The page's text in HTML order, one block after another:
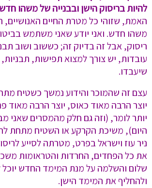
להיות בריסוק הישן ובבנייה של משהו
האמת, שזוהי כל מטרת החיים האנושיים,
משהו חדש. ואני יודע שאני משתמש
ריסוק, אבל זה בדיוק זה; כששוב ושוב
עובדות, יש צורך למצוא תפישות,
שיעבדו.
עצם זה שהמוכר והידוע נמשך כשטיח
יוצר הרבה מאוד כאוס, יוצר הרבה מאוד
יותר לומר, (וזה גם חלק מהמסרים שאני
היום), משיכת הקרקע או השטיח מתחת
ניר עוז וישראל בפרט, מטרתה לסייע
את כל הפחדים, החרדות והטראומות
שלום והשלמה על מנת המימד החדש יוכל
ולהחליף את המימד הישן.